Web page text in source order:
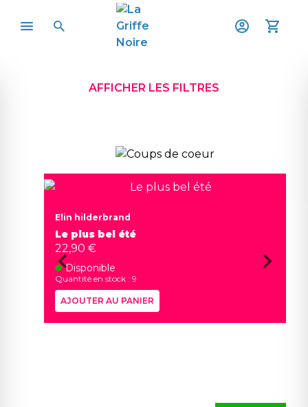
AFFICHER LES FILTRES
Elin hilderbrand
Le plus bel été
22,90 €
Disponible
Quantité en stock : 9
AJOUTER AU PANIER